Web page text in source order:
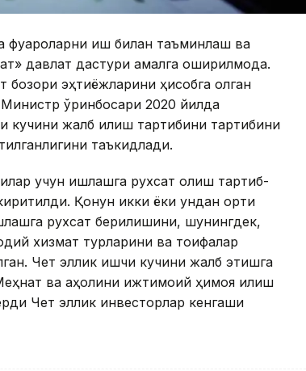
иш билан таъминлаш ва
давлат дастури амалга оширилмоқда.
бозори эҳтиёжларини ҳисобга олган
ўринбосари 2020 йилда
кучини жалб қилиш тартибини тартибини
таъкидлади.
учун ишлашга рухсат олиш тартиб-
Қонун икки ёки ундан ортиқ
рухсат берилишини, шунингдек,
хизмат турларини ва тоифалар
Чет эллик ишчи кучини жалб этишга
ва аҳолини ижтимоий ҳимоя қилиш
Чет эллик инвесторлар кенгаши